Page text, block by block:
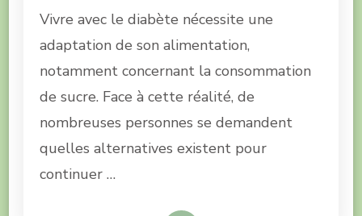
Vivre avec le diabète nécessite une
adaptation de son alimentation,
notamment concernant la consommation
de sucre. Face à cette réalité, de
nombreuses personnes se demandent
quelles alternatives existent pour
continuer …